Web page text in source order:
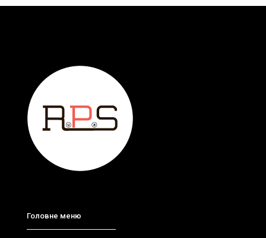
Головне меню